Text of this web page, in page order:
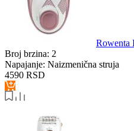
Rowenta
Broj brzina: 2
Napajanje: Naizmenična struja
4590 RSD